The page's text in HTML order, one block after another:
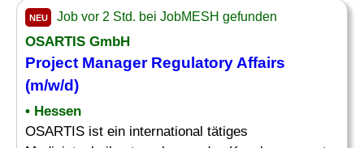
NEU Job vor 2 Std. bei JobMESH gefunden
OSARTIS GmbH
Project Manager Regulatory Affairs
(m/w/d)
• Hessen
OSARTIS ist ein international tätiges